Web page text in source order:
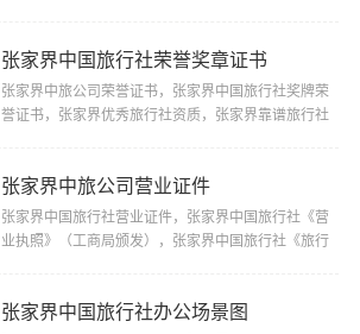
张家界中国旅行社荣誉奖章证书
张家界中旅公司荣誉证书，张家界中国旅行社奖牌荣
誉证书，张家界优秀旅行社资质，张家界靠谱旅行社
张家界中旅公司营业证件
张家界中国旅行社营业证件，张家界中国旅行社《营
业执照》（工商局颁发），张家界中国旅行社《旅行
张家界中国旅行社办公场景图